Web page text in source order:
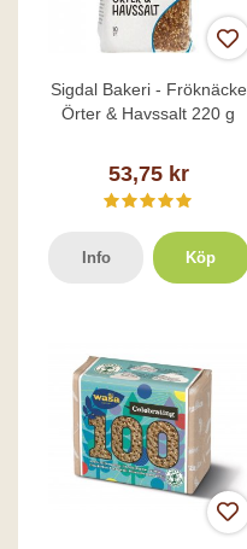
Sigdal Bakeri - Fröknäcke
Örter & Havssalt 220 g
53,75 kr
Info Köp